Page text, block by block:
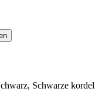
Schwarze kordel